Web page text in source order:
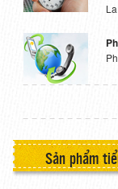
Sản phẩm